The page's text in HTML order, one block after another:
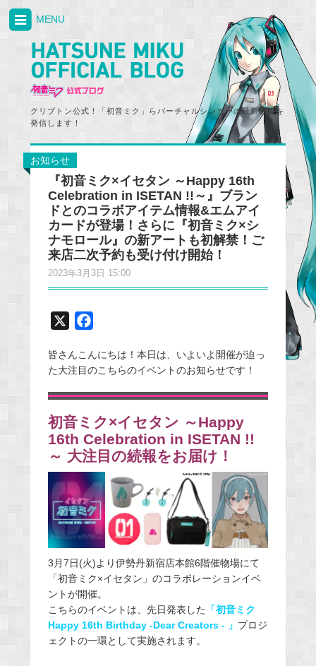
クリプトン公式！「初音ミク」らバーチャルシンガーの最新情報を
発信します！
MENU
お知らせ
『初音ミク×イセタン ～Happy 16th
Celebration in ISETAN !!～』ブラン
ドとのコラボアイテム情報&エムアイ
カードが登場！さらに『初音ミク×シ
ナモロール』の新アートも初解禁！ご
来店二次予約も受け付け開始！
2023年3月3日 15:00
c
e
b
o
k
皆さんこんにちは！本日は、いよいよ開催が迫っ
た大注目のこちらのイベントのお知らせです！
初音ミク×イセタン ～Happy
16th Celebration in ISETAN !!
～ 大注目の続報をお届け！
3月7日(火)より伊勢丹新宿店本館6階催物場にて
「初音ミク×イセタン」のコラボレーションイベ
ントが開催。
こちらのイベントは、先日発表した 「初音ミク
Happy 16th Birthday -Dear Creators - 」 プロジ
ェクトの一環として実施されます。